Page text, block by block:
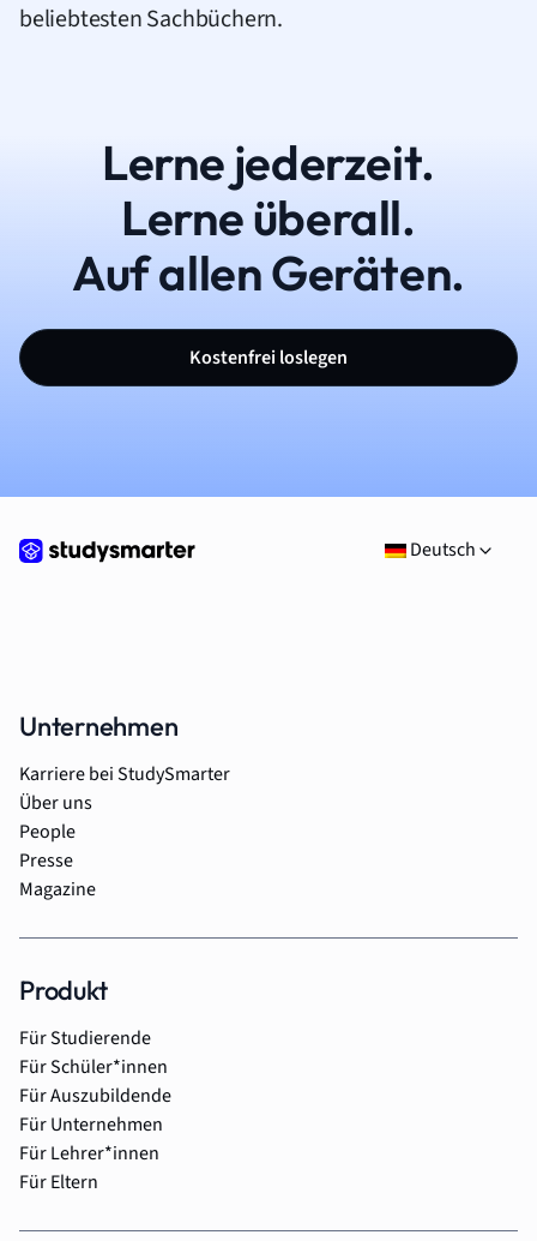
beliebtesten Sachbüchern.
Lerne jederzeit.
Lerne überall.
Auf allen Geräten.
Kostenfrei loslegen
Deutsch
Unternehmen
Karriere bei StudySmarter
Über uns
People
Presse
Magazine
Produkt
Für Studierende
Für Schüler*innen
Für Auszubildende
Für Unternehmen
Für Lehrer*innen
Für Eltern